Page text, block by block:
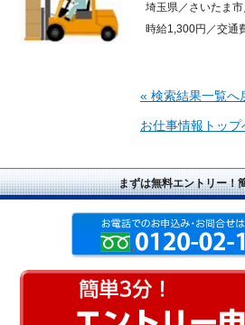
埼玉県／さいたま
時給1,300円／交通
« 検索結果一覧へ
お仕事情報トップ
まずは無料エントリー！